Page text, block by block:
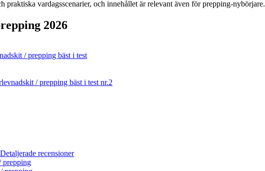
vardagsscenarier, och innehållet är relevant även för prepping-nybörjare.
2026
/ prepping bäst i test
/ prepping bäst i test nr.2
recensioner
prepping